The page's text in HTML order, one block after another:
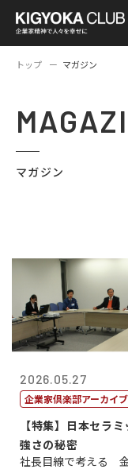
トップ マガジン
マガジン
2026.05.27
企業家倶楽部アーカイブ
【特集】日本セラ
強さの秘密
社長目線で考える